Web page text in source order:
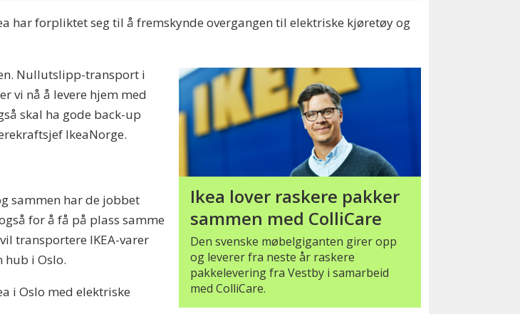
har forpliktet seg til å fremskynde overgangen til elektriske kjøretøy og
Ikea lover raskere pakker
sammen med ColliCare
Den svenske møbelgiganten girer opp
og leverer fra neste år raskere
pakkelevering fra Vestby i samarbeid
med ColliCare.
Nullutslipp-transport i
vi nå å levere hjem med
skal ha gode back-up
IkeaNorge.
sammen har de jobbet
for å få på plass samme
transportere IKEA-varer
hub i Oslo.
i Oslo med elektriske